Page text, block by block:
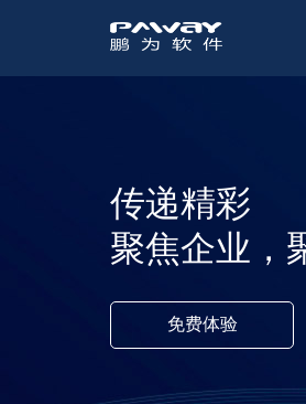
传递精彩
聚焦企业，
免费体验